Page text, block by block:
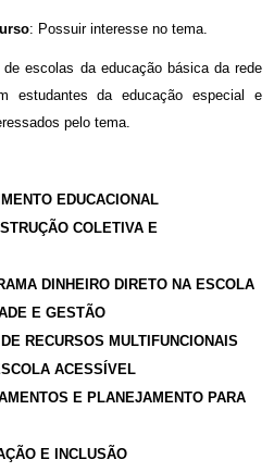
: Possuir interesse no tema.
de escolas da educação básica da rede
estudantes da educação especial e
pelo tema.
EDUCACIONAL
COLETIVA E
DINHEIRO DIRETO NA ESCOLA
E GESTÃO
RECURSOS MULTIFUNCIONAIS
ACESSÍVEL
E PLANEJAMENTO PARA
E INCLUSÃO